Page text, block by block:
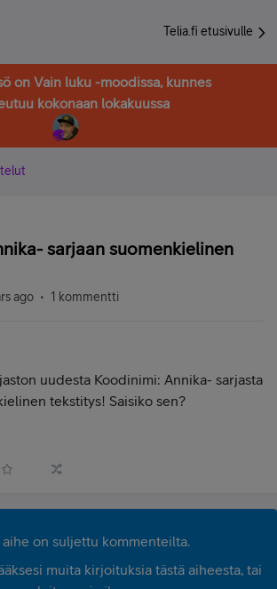
Telia.fi etusivulle
on Vain luku -moodissa, kunnes
kokonaan lokakuussa
sarjaan suomenkielinen
ago 1 kommentti
uudesta Koodinimi: Annika- sarjasta
tekstitys! Saisiko sen?
aihe on suljettu kommenteilta.
muita kirjoituksia tästä aiheesta, tai